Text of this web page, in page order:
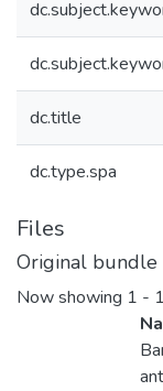
dc.title
dc.type.spa
Files
Original bundle
Now showing 1 -